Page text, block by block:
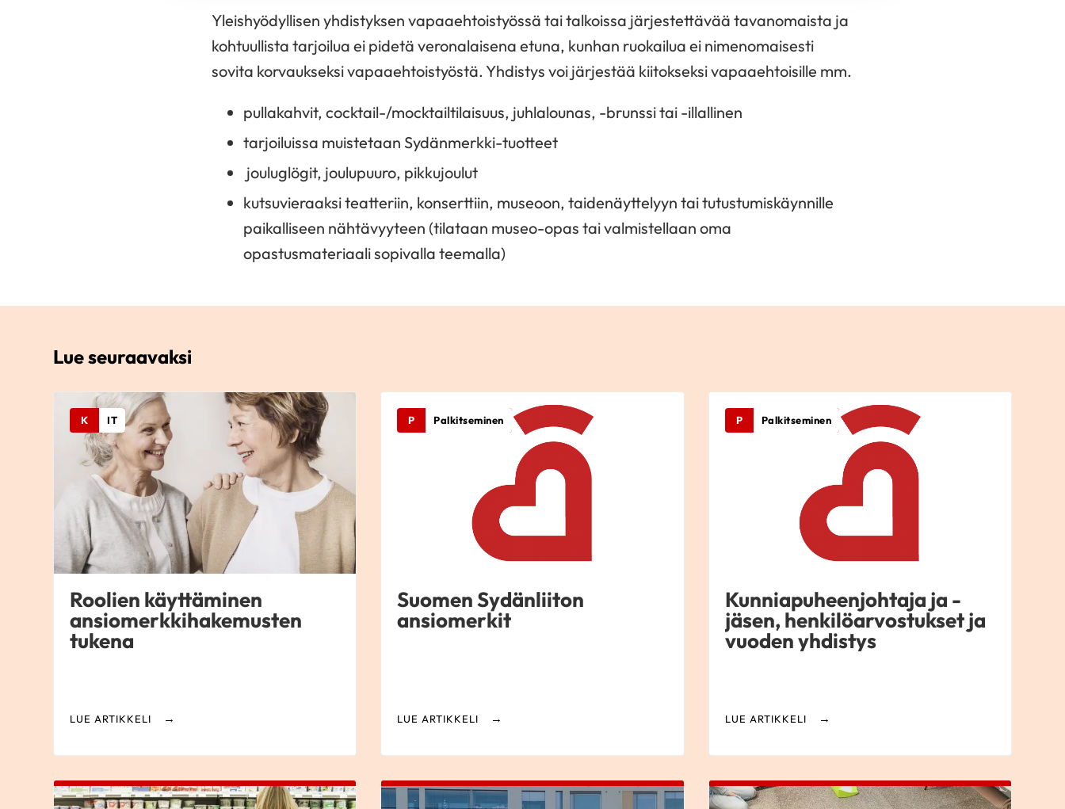
Yleishyödyllisen yhdistyksen vapaaehtoistyössä tai talkoissa järjestettävää tavanomaista ja
kohtuullista tarjoilua ei pidetä veronalaisena etuna, kunhan ruokailua ei nimenomaisesti
sovita korvaukseksi vapaaehtoistyöstä. Yhdistys voi järjestää kiitokseksi vapaaehtoisille mm.
pullakahvit, cocktail-/mocktailtilaisuus, juhlalounas, -brunssi tai -illallinen
tarjoiluissa muistetaan Sydänmerkki-tuotteet
jouluglögit, joulupuuro, pikkujoulut
kutsuvieraaksi teatteriin, konserttiin, museoon, taidenäyttelyyn tai tutustumiskäynnille
paikalliseen nähtävyyteen (tilataan museo-opas tai valmistellaan oma
opastusmateriaali sopivalla teemalla)
Lue seuraavaksi
K IT
Roolien käyttäminen
ansiomerkkihakemusten
tukena
LUE ARTIKKELI
P Palkitseminen
Suomen Sydänliiton
ansiomerkit
LUE ARTIKKELI
P Palkitseminen
Kunniapuheenjohtaja ja -
jäsen, henkilöarvostukset ja
vuoden yhdistys
LUE ARTIKKELI